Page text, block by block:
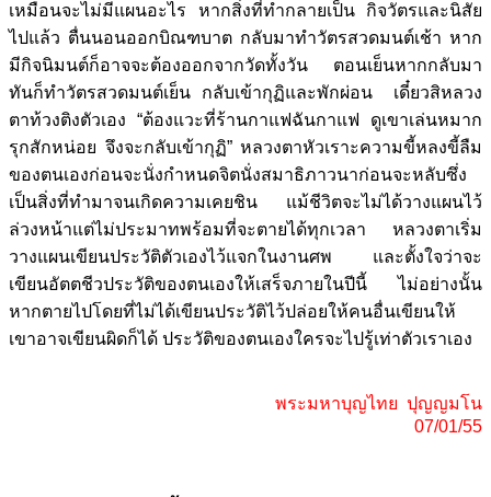
เหมือนจะไม่มีแผนอะไร หากสิ่งที่ทำกลายเป็น กิจวัตรและนิสัย
ไปแล้ว ตื่นนอนออกบิณฑบาต กลับมาทำวัตรสวดมนต์เช้า หาก
มีกิจนิมนต์ก็อาจจะต้องออกจากวัดทั้งวัน ตอนเย็นหากกลับมา
ทันก็ทำวัตรสวดมนต์เย็น กลับเข้ากุฏิและพักผ่อน เดี๋ยวสิหลวง
ตาท้วงติงตัวเอง “ต้องแวะที่ร้านกาแฟฉันกาแฟ ดูเขาเล่นหมาก
รุกสักหน่อย จึงจะกลับเข้ากุฏิ” หลวงตาหัวเราะความขี้หลงขี้ลืม
ของตนเองก่อนจะนั่งกำหนดจิตนั่งสมาธิภาวนาก่อนจะหลับซึ่ง
เป็นสิ่งที่ทำมาจนเกิดความเคยชิน แม้ชีวิตจะไม่ได้วางแผนไว้
ล่วงหน้าแต่ไม่ประมาทพร้อมที่จะตายได้ทุกเวลา หลวงตาเริ่ม
วางแผนเขียนประวัติตัวเองไว้แจกในงานศพ และตั้งใจว่าจะ
เขียนอัตตชีวประวัติของตนเองให้เสร็จภายในปีนี้ ไม่อย่างนั้น
หากตายไปโดยที่ไม่ได้เขียนประวัติไว้ปล่อยให้คนอื่นเขียนให้
เขาอาจเขียนผิดก็ได้ ประวัติของตนเองใครจะไปรู้เท่าตัวเราเอง
พระมหาบุญไทย ปุญญมโน
07/01/55